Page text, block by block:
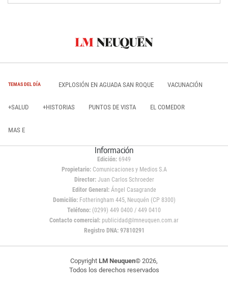
TEMAS DEL DÍA EXPLOSIÓN EN AGUADA SAN ROQUE VACUNACIÓN
+SALUD +HISTORIAS PUNTOS DE VISTA EL COMEDOR
MAS E
Información
Edición: 6949
Propietario:Comunicaciones y Medios S.A
Director: Juan Carlos Schroeder
Editor General:Ángel Casagrande
Domicilio:Fotheringham 445, Neuquén (CP 8300)
Teléfono: (0299) 449 0400 / 449 0410
Contacto comercial: publicidad@lmneuquen.com.ar
Registro DNA: 97810291
Copyright LM Neuquen© 2026,
Todos los derechos reservados